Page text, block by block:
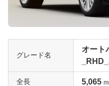
グレード名
オート
全長 5,065